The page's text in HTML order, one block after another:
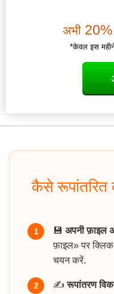
अभी 20%
*केवल इस
कैसे
1 💾 अपनी फ़ाइल
फ़ाइल» पर
चयन करें.
2 ✍️रूपांतरण